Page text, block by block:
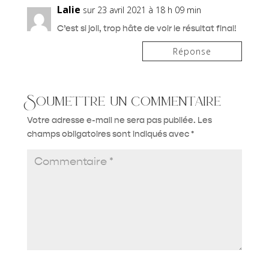
Lalie sur 23 avril 2021 à 18 h 09 min
C’est si joli, trop hâte de voir le résultat final!
Réponse
Soumettre un commentaire
Votre adresse e-mail ne sera pas publiée. Les
champs obligatoires sont indiqués avec*